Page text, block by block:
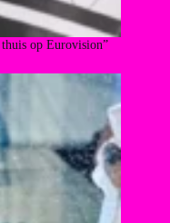
op Eurovision”